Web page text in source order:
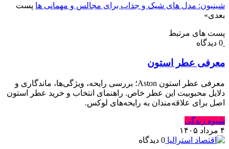
شینیون: مدل های شیک و جذاب برای مجالس و مهمانی ها پست
بعدی»
پست های مرتبط
0 دیدگاه
معرفی عطر استون
معرفی عطر استون Aston؛ بررسی رایحه، ویژگی‌ها، ماندگاری و
دلایل محبوبیت این عطر خاص. راهنمای انتخاب و خرید عطر استون
اصل برای علاقه‌مندان به رایحه‌های لوکس.
شیوه زندگی
۴ مرداد ۱۴۰۵
0 دیدگاه